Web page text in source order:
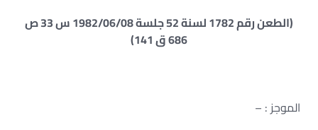
(الطعن رقم 1782 لسنة 52 جلسة 1982/06/08 س 33 ص
686 ق 141)
الموجز : –